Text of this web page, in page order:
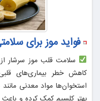
فواید موز برای
سلامت قلب موز سرشار
کاهش خطر بیماری‌های
استخوان‌ها مواد معدنی